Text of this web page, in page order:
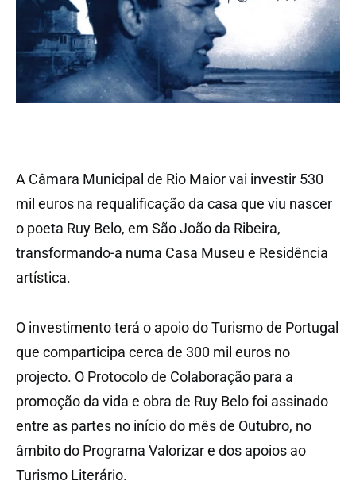
A Câmara Municipal de Rio Maior vai investir 530
mil euros na requalificação da casa que viu nascer
o poeta Ruy Belo, em São João da Ribeira,
transformando-a numa Casa Museu e Residência
artística.
O investimento terá o apoio do Turismo de Portugal
que comparticipa cerca de 300 mil euros no
projecto. O Protocolo de Colaboração para a
promoção da vida e obra de Ruy Belo foi assinado
entre as partes no início do mês de Outubro, no
âmbito do Programa Valorizar e dos apoios ao
Turismo Literário.